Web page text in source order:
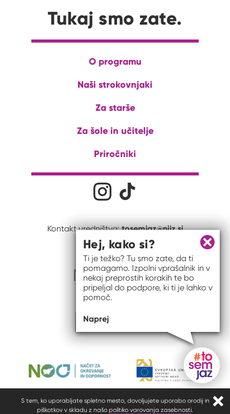
S tem, ko uporabljate spletno mesto, dovoljujete uporabo orodij in
piškotkov v skladu z našo politiko varovanja zasebnosti.
Tukaj smo zate.
O programu
Naši strokovnjaki
Za starše
Za šole in učitelje
Priročniki
Družabna omrežja
Kontakt uredništva:tosemjaz@nijz.si
Gumb
Zapri
Hej, kako si?
Ti je težko? Tu smo zate, da ti
pomagamo. Izpolni vprašalnik in v
nekaj preprostih korakih te bo
pripeljal do podpore, ki ti je lahko v
pomoč.
Naprej